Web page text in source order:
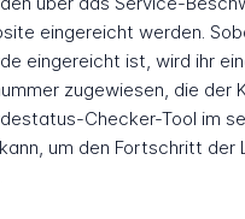
eingereicht werden.
eingereicht ist, wird ihr
zugewiesen, die der
Checker-Tool im
um den Fortschritt der